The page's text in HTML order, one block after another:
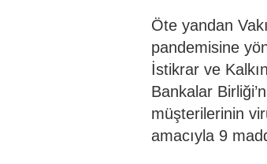
Öte yandan
pandemisine
İstikrar ve
Bankalar
müşterilerinin
amacıyla 9